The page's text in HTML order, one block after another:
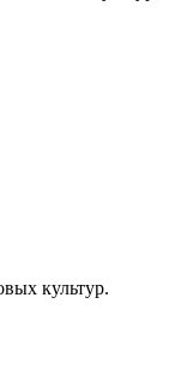
культур.